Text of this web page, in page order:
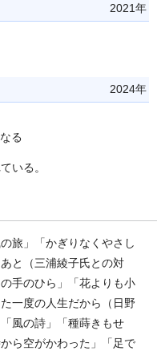
2021年
2024年
る
いる。
旅」「かぎりなくやさし
と（三浦綾子氏との対
手のひら」「花よりも小
一度の人生だから（日野
風の詩」「種蒔きもせ
ら空がかわった」「足で